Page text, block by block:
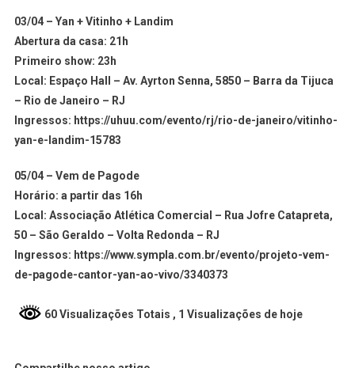
03/04 – Yan + Vitinho + Landim
Abertura da casa: 21h
Primeiro show: 23h
Local: Espaço Hall – Av. Ayrton Senna, 5850 – Barra da Tijuca
– Rio de Janeiro – RJ
Ingressos: https://uhuu.com/evento/rj/rio-de-janeiro/vitinho-
yan-e-landim-15783
05/04 – Vem de Pagode
Horário: a partir das 16h
Local: Associação Atlética Comercial – Rua Jofre Catapreta,
50 – São Geraldo – Volta Redonda – RJ
Ingressos: https://www.sympla.com.br/evento/projeto-vem-
de-pagode-cantor-yan-ao-vivo/3340373
60 Visualizações Totais , 1 Visualizações de hoje